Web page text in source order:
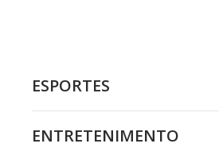
ESPORTES
ENTRETENIMENTO